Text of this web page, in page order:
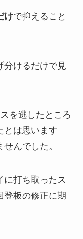
けで抑えること
分けるだけで見
を逃したところ
とは思います
んでした。
に打ち取ったス
登板の修正に期